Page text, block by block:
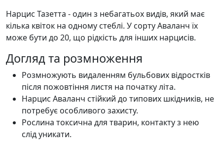
Нарцис Тазетта - один з небагатьох видів, який має
кілька квіток на одному стеблі. У сорту Аваланч їх
може бути до 20, що рідкість для інших нарцисів.
Догляд та розмноження
Розмножують видаленням бульбових відростків
після пожовтіння листя на початку літа.
Нарцис Аваланч стійкий до типових шкідників, не
потребує особливого захисту.
Рослина токсична для тварин, контакту з нею
слід уникати.